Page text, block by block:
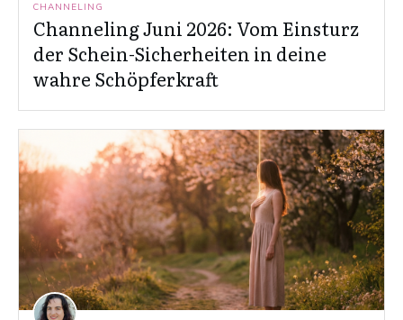
CHANNELING
Channeling Juni 2026: Vom Einsturz
der Schein-Sicherheiten in deine
wahre Schöpferkraft